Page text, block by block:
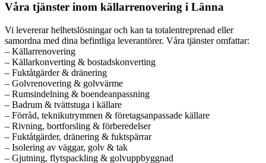
Våra tjänster inom källarrenovering i Länna
Vi levererar helhetslösningar och kan ta totalentreprenad eller
samordna med dina befintliga leverantörer. Våra tjänster omfattar:
– Källarrenovering
– Källarkonverting & bostadskonverting
– Fuktåtgärder & dränering
– Golvrenovering & golvvärme
– Rumsindelning & boendeanpassning
– Badrum & tvättstuga i källare
– Förråd, teknikutrymmen & företagsanpassade källare
– Rivning, bortforsling & förberedelser
– Fuktåtgärder, dränering & fuktspärrar
– Isolering av väggar, golv & tak
– Gjutning, flytspackling & golvuppbyggnad